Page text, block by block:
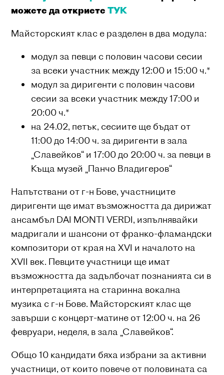
можете да откриетеТУК
Майсторският клас е разделен в два модула:
модул за певци с половин часови сесии
за всеки участник между 12:00 и 15:00 ч.*
модул за диригенти с половин часови
сесии за всеки участник между 17:00 и
20:00 ч.*
на 24.02, петък, сесиите ще бъдат от
11:00 до 14:00 ч. за диригенти в зала
„Славейков“ и 17:00 до 20:00 ч. за певци в
Къща музей „Панчо Владигеров“
Напътствани от г-н Бове, участниците
диригенти ще имат възможността да дирижат
ансамбъл DAI MONTI VERDI, изпълнявайки
мадригали и шансони от франко-фламандски
композитори от края на XVI и началото на
XVII век. Певците участници ще имат
възможността да задълбочат познанията си в
интерпретацията на старинна вокална
музика с г-н Бове. Майсторският клас ще
завърши с концерт-матине от 12:00 ч. на 26
февруари, неделя, в зала „Славейков“.
Общо 10 кандидати бяха избрани за активни
участници, от които повече от половината са